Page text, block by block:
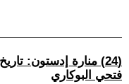
(24) منارة إدستون: تاريخ هندسي ومغامرة بشرية
فتحي البوكاري